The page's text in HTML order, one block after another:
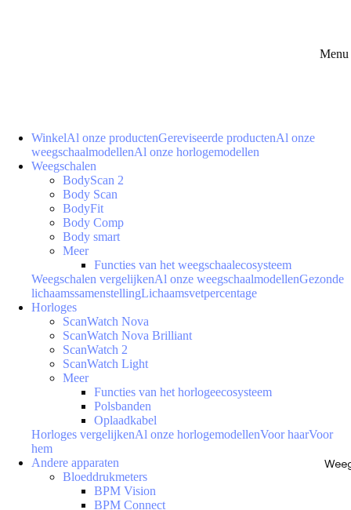
Menu
WinkelAl onze productenGereviseerde productenAl onze
weegschaalmodellenAl onze horlogemodellen
Weegschalen
BodyScan 2
Body Scan
BodyFit
Body Comp
Body smart
Meer
Functies van het weegschaalecosysteem
Weegschalen vergelijkenAl onze weegschaalmodellenGezonde
lichaamssamenstellingLichaamsvetpercentage
Horloges
ScanWatch Nova
ScanWatch Nova Brilliant
ScanWatch 2
ScanWatch Light
Meer
Functies van het horlogeecosysteem
Polsbanden
Oplaadkabel
Horloges vergelijkenAl onze horlogemodellenVoor haarVoor
hem
Andere apparaten
Bloeddrukmeters
BPM Vision
BPM Connect